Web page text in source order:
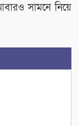
সামনে নিয়ে